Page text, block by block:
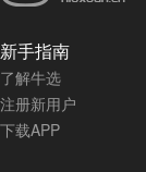
新手指南
了解牛选
注册新用户
下载APP